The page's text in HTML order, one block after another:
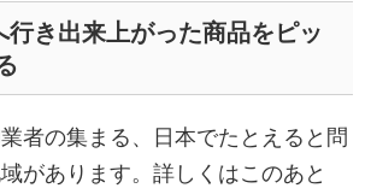
行き出来上がった商品をピッ
者の集まる、日本でたとえると問
があります。詳しくはこのあと